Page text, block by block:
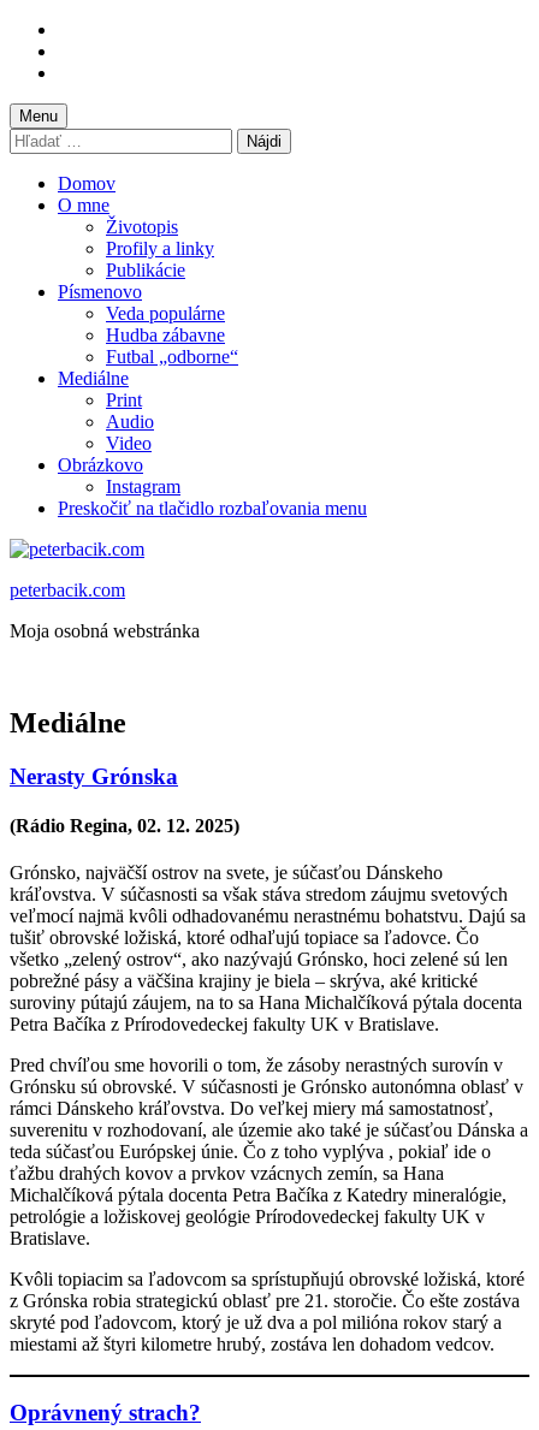
obsah
pätičku
Menu
Hľadať:
Domov
O mne
Životopis
Profily a linky
Publikácie
Písmenovo
Veda populárne
Hudba zábavne
Futbal „odborne“
Mediálne
Print
Audio
Video
Obrázkovo
Instagram
Preskočiť na tlačidlo rozbaľovania menu
peterbacik.com
Moja osobná webstránka
Mediálne
Nerasty Grónska
(Rádio Regina, 02. 12. 2025)
Grónsko, najväčší ostrov na svete, je súčasťou Dánskeho
kráľovstva. V súčasnosti sa však stáva stredom záujmu svetových
veľmocí najmä kvôli odhadovanému nerastnému bohatstvu. Dajú sa
tušiť obrovské ložiská, ktoré odhaľujú topiace sa ľadovce. Čo
všetko „zelený ostrov“, ako nazývajú Grónsko, hoci zelené sú len
pobrežné pásy a väčšina krajiny je biela – skrýva, aké kritické
suroviny pútajú záujem, na to sa Hana Michalčíková pýtala docenta
Petra Bačíka z Prírodovedeckej fakulty UK v Bratislave.
Pred chvíľou sme hovorili o tom, že zásoby nerastných surovín v
Grónsku sú obrovské. V súčasnosti je Grónsko autonómna oblasť v
rámci Dánskeho kráľovstva. Do veľkej miery má samostatnosť,
suverenitu v rozhodovaní, ale územie ako také je súčasťou Dánska a
teda súčasťou Európskej únie. Čo z toho vyplýva , pokiaľ ide o
ťažbu drahých kovov a prvkov vzácnych zemín, sa Hana
Michalčíková pýtala docenta Petra Bačíka z Katedry mineralógie,
petrológie a ložiskovej geológie Prírodovedeckej fakulty UK v
Bratislave.
Kvôli topiacim sa ľadovcom sa sprístupňujú obrovské ložiská, ktoré
z Grónska robia strategickú oblasť pre 21. storočie. Čo ešte zostáva
skryté pod ľadovcom, ktorý je už dva a pol milióna rokov starý a
miestami až štyri kilometre hrubý, zostáva len dohadom vedcov.
Oprávnený strach?